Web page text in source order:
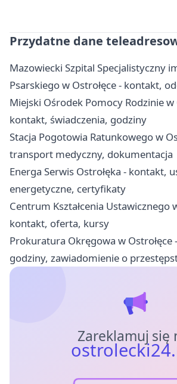
Przydatne dane
Mazowiecki Szpital Specjalistyczny
Psarskiego w Ostrołęce - kontakt,
Miejski Ośrodek Pomocy Rodzinie w
kontakt, świadczenia, godziny
Stacja Pogotowia Ratunkowego w
transport medyczny, dokumentacja
Energa Serwis Ostrołęka - kontakt,
energetyczne, certyfikaty
Centrum Kształcenia Ustawicznego
kontakt, oferta, kursy
Prokuratura Okręgowa w Ostrołęce
godziny, zawiadomienie o
Zareklamuj się